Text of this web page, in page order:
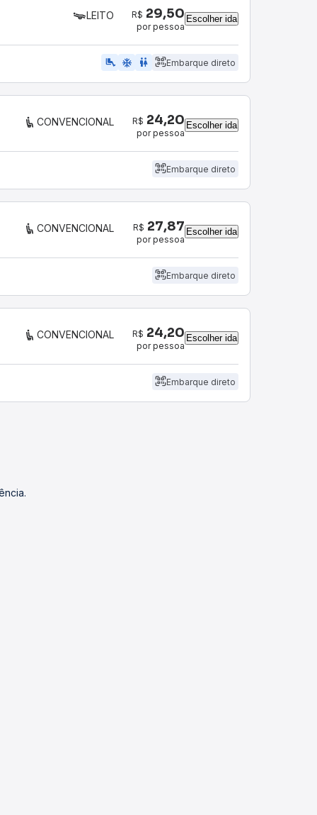
LEITO R$ 29,50
por pessoa
Escolher ida
airline_seat_legroom_extra ac_unit wc Embarque direto
CONVENCIONAL R$ 24,20
por pessoa
Escolher ida
Embarque direto
CONVENCIONAL R$ 27,87
por pessoa
Escolher ida
Embarque direto
CONVENCIONAL R$ 24,20
por pessoa
Escolher ida
Embarque direto